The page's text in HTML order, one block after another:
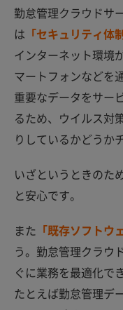
勤怠管理クラウドサ
は 「セキュリティ体
インターネット環境
マートフォンなどを
重要なデータをサー
るため、ウイルス対
りしているかどうか
いざというときのた
と安心です。
また 「既存ソフトウ
う。勤怠管理クラウ
ぐに業務を最適化で
たとえば勤怠管理デ